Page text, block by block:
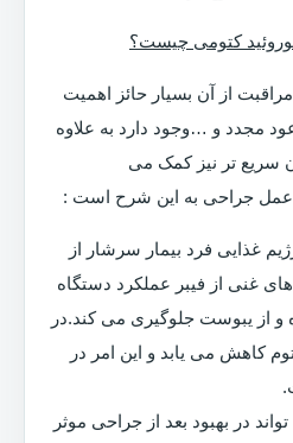
کتومی چیست؟
مراقبت از آن بسیار حائز اهمیت
مجدد و …وجود دارد به علاوه
سریع تر نیز کمک می
عمل جراحی به این شرح است :
غذایی فرد بیمار سرشار از
غنی از فیبر عملکرد دستگاه
و از یبوست جلوگیری می کند.در
کاهش می یابد و این امر در
در بهبود بعد از جراحی موثر